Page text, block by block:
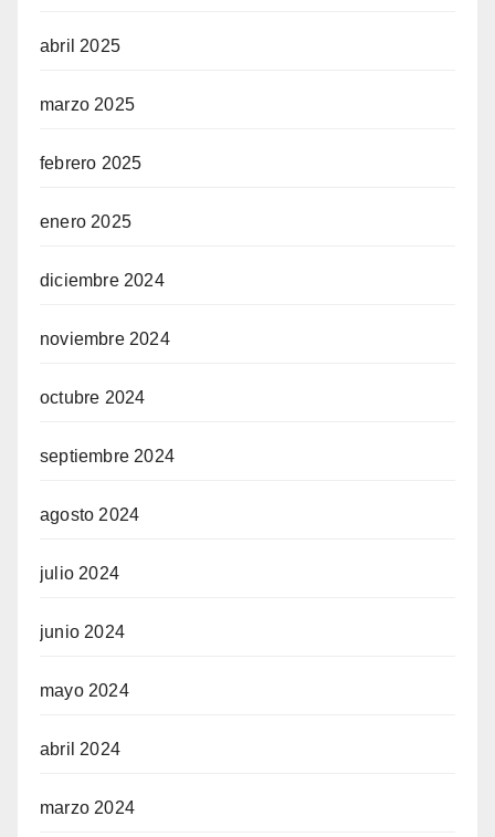
abril 2025
marzo 2025
febrero 2025
enero 2025
diciembre 2024
noviembre 2024
octubre 2024
septiembre 2024
agosto 2024
julio 2024
junio 2024
mayo 2024
abril 2024
marzo 2024